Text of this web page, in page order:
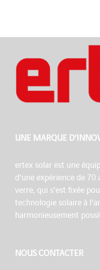
UNE MARQUE
ertex solar est une
d'une expérience de
verre, qui s'est fixée
technologie solaire à
harmonieusement
NOUS CONTACTER